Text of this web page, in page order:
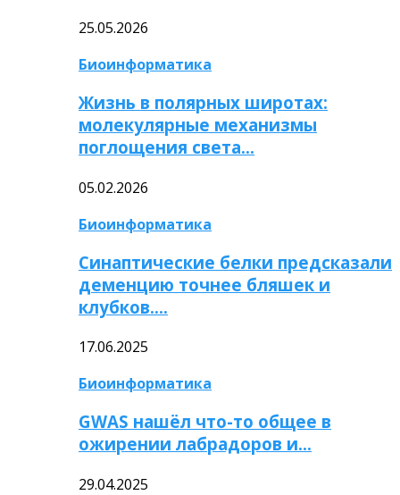
25.05.2026
Биоинформатика
Жизнь в полярных широтах:
молекулярные механизмы
поглощения света…
05.02.2026
Биоинформатика
Синаптические белки предсказали
деменцию точнее бляшек и
клубков….
17.06.2025
Биоинформатика
GWAS нашёл что-то общее в
ожирении лабрадоров и…
29.04.2025